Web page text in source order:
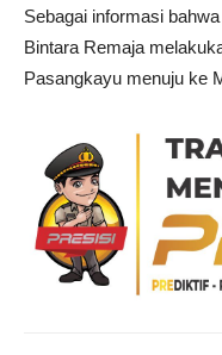
Sebagai informasi
Bintara Remaja
Pasangkayu menuju ke